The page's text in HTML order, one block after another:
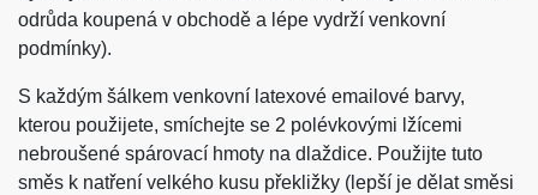
odrůda koupená v obchodě a lépe vydrží venkovní
podmínky).
S každým šálkem venkovní latexové emailové barvy,
kterou použijete, smíchejte se 2 polévkovými lžícemi
nebroušené spárovací hmoty na dlaždice. Použijte tuto
směs k natření velkého kusu překližky (lepší je dělat směsi